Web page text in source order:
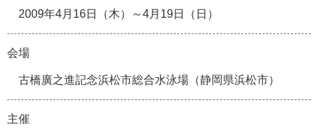
2009年4月16日（木）～4月19日（日）
会場
古橋廣之進記念浜松市総合水泳場（静岡県浜松市）
主催